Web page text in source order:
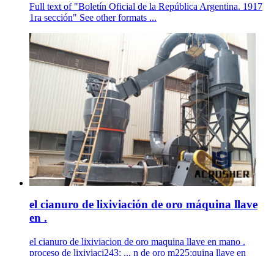
Full text of "Boletín Oficial de la República Argentina. 1917
1ra sección" See other formats ...
el cianuro de lixiviación de oro máquina llave
en .
el cianuro de lixiviacion de oro maquina llave en mano .
proceso de lixiviaci243; ... n de oro m225;quina llave en